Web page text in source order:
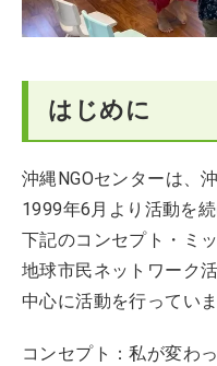
はじめに
沖縄NGOセンターは、
1999年6月より活動を
下記のコンセプト・ミ
地球市民ネットワーク
中心に活動を行っていま
コンセプト：私が変わ